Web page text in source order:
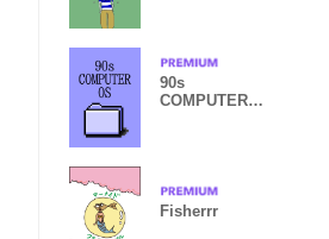
90s
COMPUTER
Fisherrr